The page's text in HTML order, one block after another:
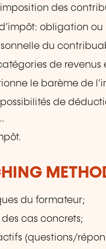
des
obligation ou
du
de
le barème de
de
du formateur;
des cas concrets;
(questions/